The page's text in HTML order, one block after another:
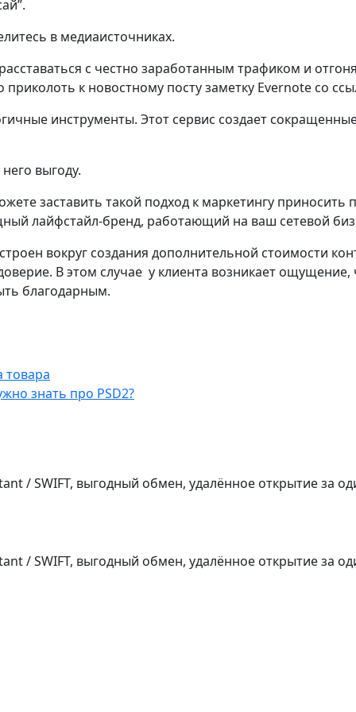
в медиаисточниках.
с честно заработанным трафиком и
к новостному посту заметку Evernote со
инструменты. Этот сервис создает
выгоду.
заставить такой подход к маркетингу
лайфстайл-бренд, работающий на ваш сетевой
вокруг создания дополнительной стоимости
В этом случае у клиента возникает
благодарным.
товара
знать про PSD2?
/ SWIFT, выгодный обмен, удалённое открытие за
/ SWIFT, выгодный обмен, удалённое открытие за